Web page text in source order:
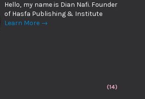
Hello, my name is Dian Nafi. Founder
of Hasfa Publishing & Institute
Learn More →
(14)